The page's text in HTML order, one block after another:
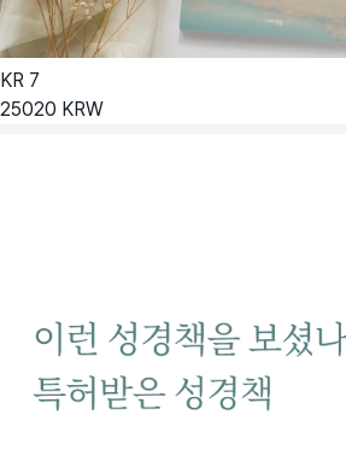
KR 7
25020 KRW